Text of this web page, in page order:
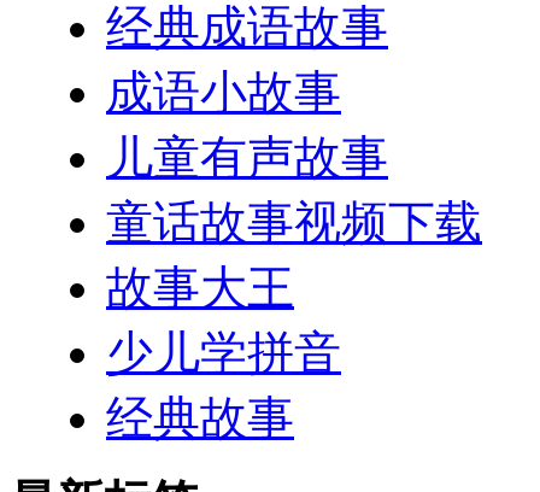
经典成语故事
成语小故事
儿童有声故事
童话故事视频下载
故事大王
少儿学拼音
经典故事